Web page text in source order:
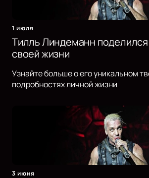
1 июля
Тилль Линдеманн
своей жизни
Узнайте больше о его уникальном
подробностях личной жизни
3 июня